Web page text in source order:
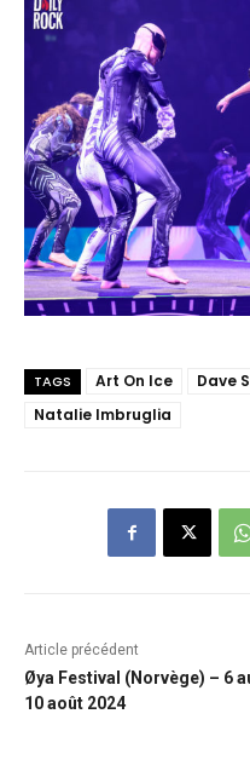
TAGS Art On Ice Dave
Natalie Imbruglia
Article précédent
Øya Festival (Norvège) – 6
10 août 2024